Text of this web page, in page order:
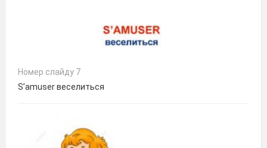
Номер слайду 7
S’amuser веселиться